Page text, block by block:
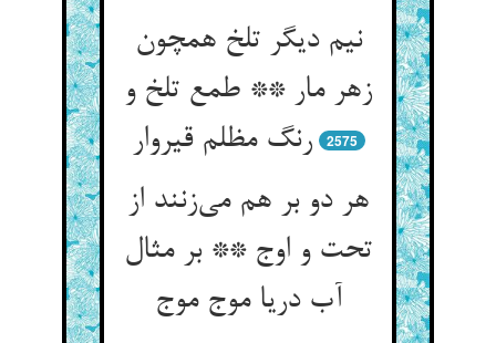
نیم دیگر تلخ همچون
زهر مار ** طمع تلخ و
رنگ مظلم قیروار
2575
هر دو بر هم می‌‌زنند از
تحت و اوج ** بر مثال